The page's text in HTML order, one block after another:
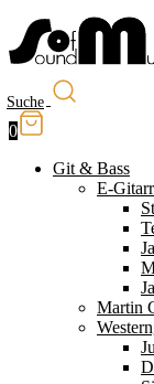
Suche
0
Git & Bass
E-
Martin